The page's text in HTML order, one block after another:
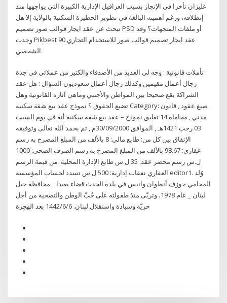
غليزان تأخرا في الإنجاز بسبب العراقيل الإدارية الكبيرة التي يواجهها منذ
إنطلاقه، ورغم أهميته البالغة في تطوير الحظيرة السكنية بالولاية إلا هل
تبحث عن عقد ايجار قوالب صور تصميم PSD أو ملفات المتجهات؟ وقد
وجدت Pikbest 90 عقد ايجار تصميم قوالب صور للاستخدام التجاري
الشخصي.
تأملات قانونية : وجه لي العديد من الأصدقاء والكثير من عملائي في جدة
رجال أعمال مقيمين وكذلك رجال أعمال سعوديون السؤال : هل عقد
الشراكة يقع صحيحا بين المواطن والأجنبي وماهي آثاره القانونية وهل
تضيع الحقوق ؟ نموذج عقد بيع شقة سكنية Category: صيغ عقود , قانون
مدني , محاماة 14 تعليق نموذج – عقد بيع شقة سكنية أنه في يوم السبت
03 رجب 1421هـ , الموافق 30/09/2000م , تم بحمد الله تعالى وتوفيقه
الإتفاق بين كل من: طابع مالي: 8 بالألف من المبلغ المصرح به رسم
عقاري: 98.67 بالألف من المبلغ المصرح به رسم الصرف الصحي: 1000
ل.س رسم محضر عقد: 35 ل.س طابع الإدارة المحلية: من قيمة الرسم
العقاري نفقات إدارية: 500 ل.س تسدد لحساب المؤسسة editor1. وُلد
المحامي جوزف أنطوان وانيس في بلدة الحدث قضاء بعبدا _ محافظة جبل
لبنان _ عام 1978، وتربّى منذ طفولته على حُبّ الوطن والتضحية من أجل
حريّة وسيادة واستقلال لبنان. 6‏‏/6‏‏/1442 بعد الهجرة